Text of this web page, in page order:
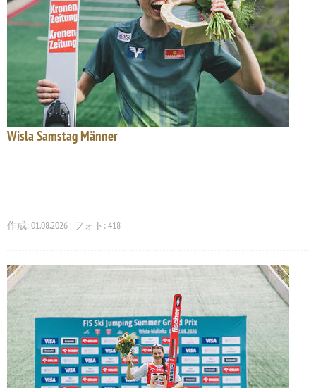
Wisla Samstag Männer
作成: 01.08.2026 | フォト: 418